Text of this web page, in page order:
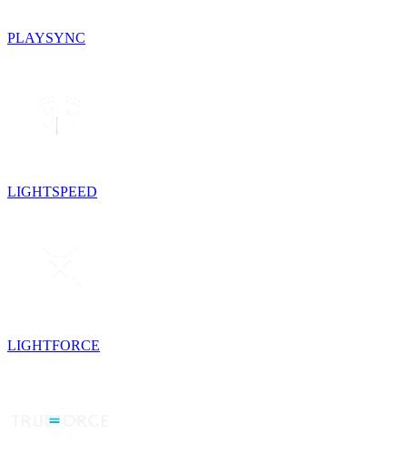
PLAYSYNC
LIGHTSPEED
LIGHTFORCE